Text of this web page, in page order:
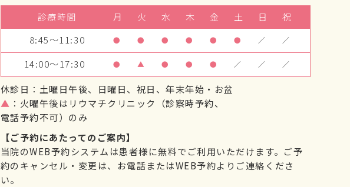
診療時間 月 火 水 木 金 土 日
祝
8:45～11:30
● ● ● ● ● ● ／ ／
14:00～17:30 ● ▲ ● ● ● ／ ／ ／
休診日：土曜日午後、日曜日、祝日、年末年始・お盆
▲ ：火曜午後はリウマチクリニック（診察時予約、
電話予約不可）のみ
【ご予約にあたってのご案内】
当院のWEB予約システムは患者様に無料でご利用いただけます。ご予
約のキャンセル・変更は、お電話またはWEB予約よりご連絡くださ
い。